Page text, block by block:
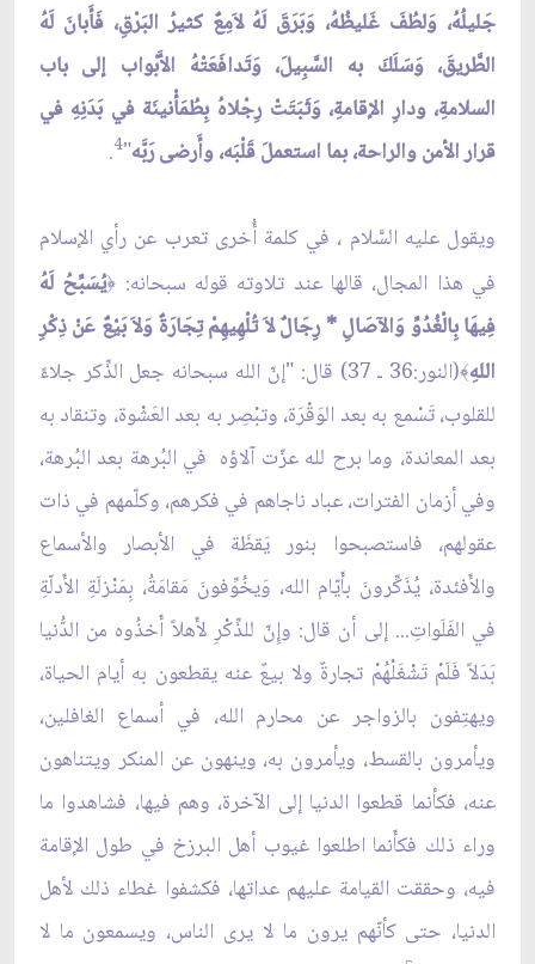
جَليلُهُ، وَلطُفَ غَليظُهُ، وَبَرَقَ لَهُ لاَمِعٌ كثيرُ البَرْقِ، فَأَبانَ لَهُ
الطَّريقَ، وَسَلَكَ به السَّبِيلَ، وَتَدافَعَتْهُ الأَبْواب إلى باب
السلامةِ، ودارِ الإقامةِ، وَثَبَتَتْ رِجْلاهُ بِطُمَأْنينَة في بَدَنِهِ في
قرار الأمن والراحة، بما استعملَ قَلْبَه، وأَرضى رَبَّه"
4
.
ويقول عليه السَّلام ، في كلمة أُخرى تعرب عن رأي الإسلام
في هذا المجال، قالها عند تلاوته قوله سبحانه: ﴿يُسَبِّحُ لَهُ
فِيهَا بِالْغُدُوِّ وَالآصَالِ * رِجَالٌ لاَ تُلْهِيهِمْ تِجَارَةٌ وَلاَ بَيْعٌ عَنْ ذِكْرِ
اللهِ﴾
(النور:36 ـ 37) قال: "إنّ الله سبحانه جعل الذِّكر جلاءً
للقلوب، تَسْمع به بعد الوَقْرَة، وتبْصِر به بعد العَشْوة، وتنقاد به
بعد المعاندة، وما برح لله عزّت آلاؤه في البُرهة بعد البُرهة،
وفي أزمان الفترات، عباد ناجاهم في فكرهم، وكلّمهم في ذات
عقولهم، فاستصبحوا بنور يَقظَة في الأبصار والأسماع
والأَفئدة، يُذَكِّرونَ بأَيّام الله، وَيخُوِّفونَ مَقامَةُ، بِمَنْزلَةِ الأَدلّةِ
في الفَلَواتِ... إلى أن قال: وإِنّ للذِّكْرِ لأَهلاً أَخذُوه من الدُّنيا
بَدَلاً فَلَمْ تَشْغَلْهُمْ تجارةٌ ولا بيعٌ عنه يقطعون به أيام الحياة،
ويهتِفون بالزواجر عن محارم الله، في أسماع الغافلين،
ويأمرون بالقسط، ويأمرون به، وينهون عن المنكر ويتناهون
عنه، فكأنما قطعوا الدنيا إلى الآخرة، وهم فيها، فشاهدوا ما
وراء ذلك فكأَنما اطلعوا غيوب أهل البرزخ في طول الإقامة
فيه، وحققت القيامة عليهم عداتها، فكشفوا غطاء ذلك لأهل
الدنيا، حتى كأنّهم يرون ما لا يرى الناس، ويسمعون ما لا